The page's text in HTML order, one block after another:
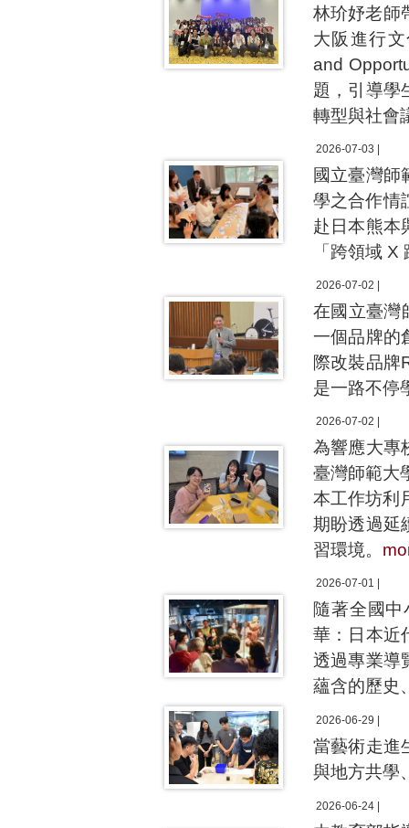
林玠妤老師
大阪進行
and
題，引導學
轉型與社會
2026-07-03 |
國立臺灣師
學之合作情
赴日本熊本
「跨領域
2026-07-02 |
在國立臺灣
一個品牌的
際改裝品牌
是一路不停
2026-07-02 |
為響應大專
臺灣師範大
本工作坊利
期盼透過延
習環境。
2026-07-01 |
隨著全國
華：日本近
透過專業導
蘊含的歷史
2026-06-29 |
當藝術走進
與地方共學
2026-06-24 |